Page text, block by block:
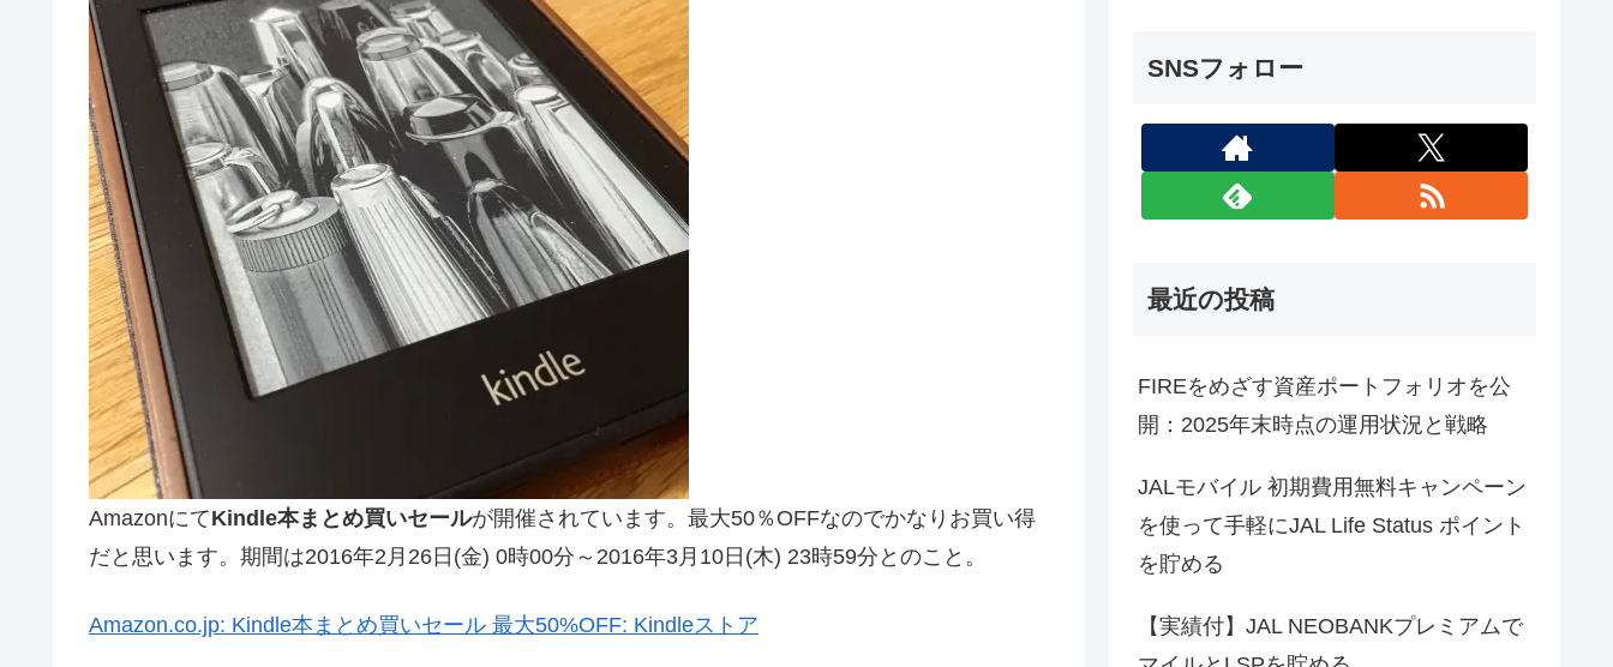
AmazonにてKindle本まとめ買いセールが開催されています。最大50％OFFなのでかなりお買い得
だと思います。期間は2016年2月26日(金) 0時00分～2016年3月10日(木) 23時59分とのこと。
Amazon.co.jp: Kindle本まとめ買いセール 最大50%OFF: Kindleストア
SNSフォロー
最近の投稿
FIREをめざす資産ポートフォリオを公
開：2025年末時点の運用状況と戦略
JALモバイル 初期費用無料キャンペーン
を使って手軽にJAL Life Status ポイント
を貯める
【実績付】JAL NEOBANKプレミアムで